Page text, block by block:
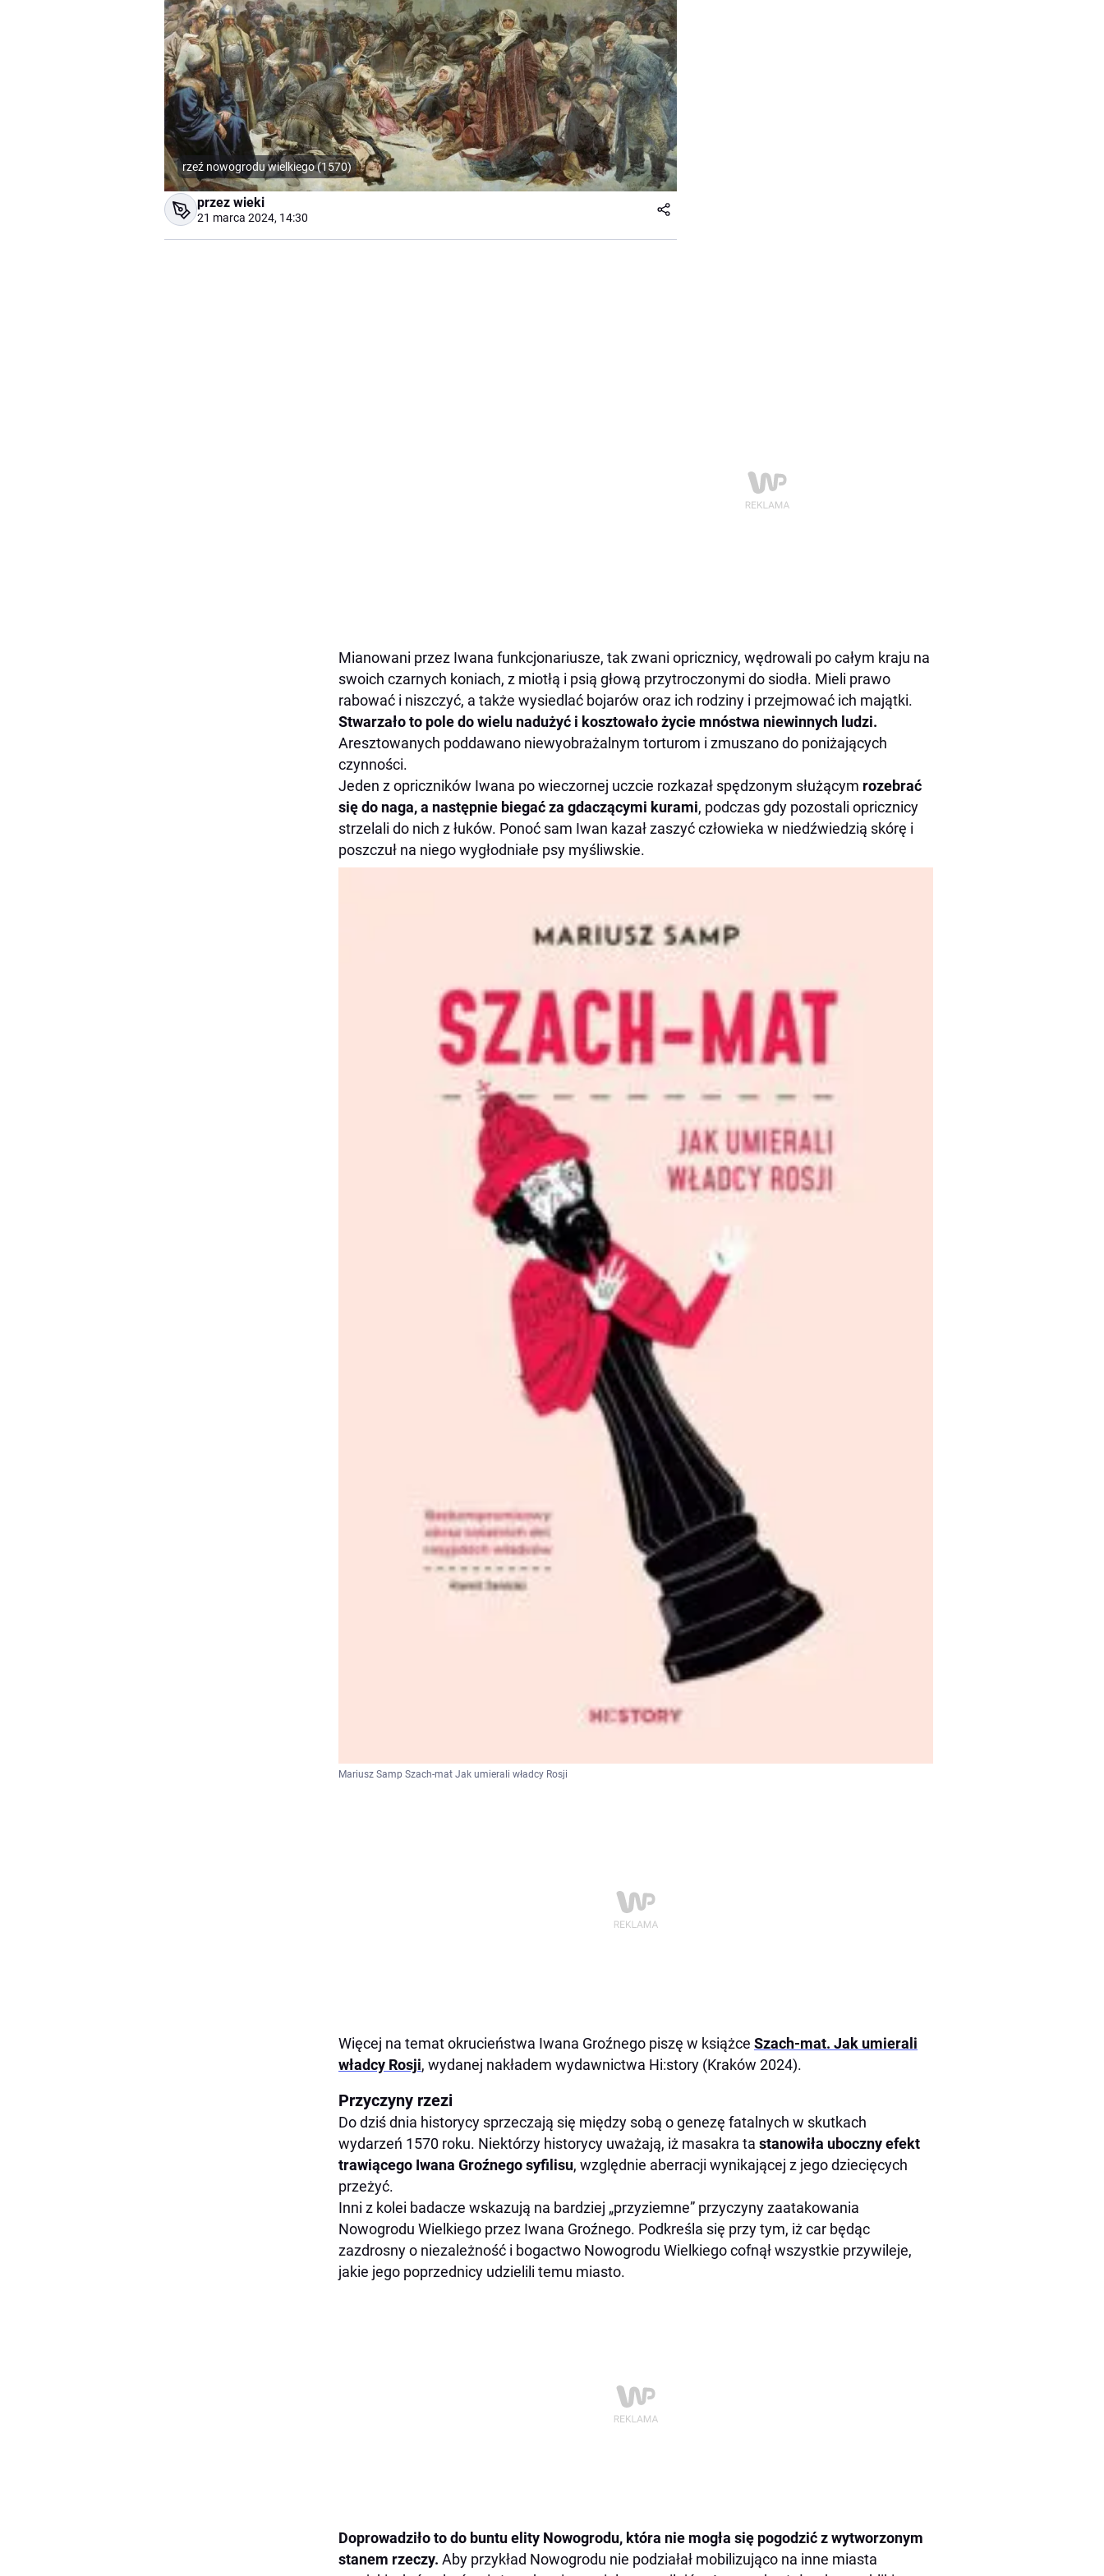
rzeź nowogrodu wielkiego (1570)
przez wieki
21 marca 2024, 14:30
Mianowani przez Iwana funkcjonariusze, tak zwani opricznicy, wędrowali po całym kraju na
swoich czarnych koniach, z miotłą i psią głową przytroczonymi do siodła. Mieli prawo
rabować i niszczyć, a także wysiedlać bojarów oraz ich rodziny i przejmować ich majątki.
Stwarzało to pole do wielu nadużyć i kosztowało życie mnóstwa niewinnych ludzi.
Aresztowanych poddawano niewyobrażalnym torturom i zmuszano do poniżających
czynności.
Jeden z opriczników Iwana po wieczornej uczcie rozkazał spędzonym służącym rozebrać
się do naga, a następnie biegać za gdaczącymi kurami, podczas gdy pozostali opricznicy
strzelali do nich z łuków. Ponoć sam Iwan kazał zaszyć człowieka w niedźwiedzią skórę i
poszczuł na niego wygłodniałe psy myśliwskie.
Mariusz Samp Szach-mat Jak umierali władcy Rosji
Więcej na temat okrucieństwa Iwana Groźnego piszę w książce Szach-mat. Jak umierali
władcy Rosji, wydanej nakładem wydawnictwa Hi:story (Kraków 2024).
Przyczyny rzezi
Do dziś dnia historycy sprzeczają się między sobą o genezę fatalnych w skutkach
wydarzeń 1570 roku. Niektórzy historycy uważają, iż masakra ta stanowiła uboczny efekt
trawiącego Iwana Groźnego syfilisu, względnie aberracji wynikającej z jego dziecięcych
przeżyć.
Inni z kolei badacze wskazują na bardziej „przyziemne” przyczyny zaatakowania
Nowogrodu Wielkiego przez Iwana Groźnego. Podkreśla się przy tym, iż car będąc
zazdrosny o niezależność i bogactwo Nowogrodu Wielkiego cofnął wszystkie przywileje,
jakie jego poprzednicy udzielili temu miasto.
Doprowadziło to do buntu elity Nowogrodu, która nie mogła się pogodzić z wytworzonym
stanem rzeczy. Aby przykład Nowogrodu nie podziałał mobilizująco na inne miasta